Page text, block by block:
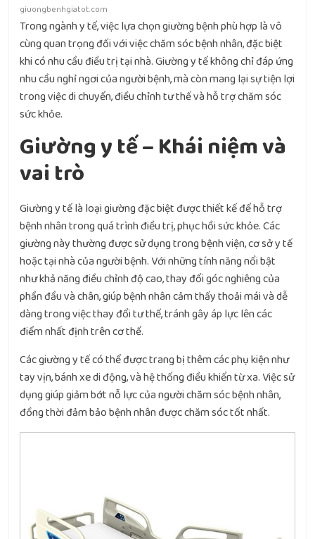
giuongbenhgiatot.com
Trong ngành y tế, việc lựa chọn giường bệnh phù hợp là vô
cùng quan trọng đối với việc chăm sóc bệnh nhân, đặc biệt
khi có nhu cầu điều trị tại nhà. Giường y tế không chỉ đáp ứng
nhu cầu nghỉ ngơi của người bệnh, mà còn mang lại sự tiện lợi
trong việc di chuyển, điều chỉnh tư thế và hỗ trợ chăm sóc
sức khỏe.
Giường y tế – Khái niệm và
vai trò
Giường y tế là loại giường đặc biệt được thiết kế để hỗ trợ
bệnh nhân trong quá trình điều trị, phục hồi sức khỏe. Các
giường này thường được sử dụng trong bệnh viện, cơ sở y tế
hoặc tại nhà của người bệnh. Với những tính năng nổi bật
như khả năng điều chỉnh độ cao, thay đổi góc nghiêng của
phần đầu và chân, giúp bệnh nhân cảm thấy thoải mái và dễ
dàng trong việc thay đổi tư thế, tránh gây áp lực lên các
điểm nhất định trên cơ thể.
Các giường y tế có thể được trang bị thêm các phụ kiện như
tay vịn, bánh xe di động, và hệ thống điều khiển từ xa. Việc sử
dụng giúp giảm bớt nỗ lực của người chăm sóc bệnh nhân,
đồng thời đảm bảo bệnh nhân được chăm sóc tốt nhất.